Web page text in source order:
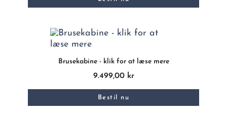
Brusekabine - klik for at læse mere
9.499,00 kr
Bestil nu